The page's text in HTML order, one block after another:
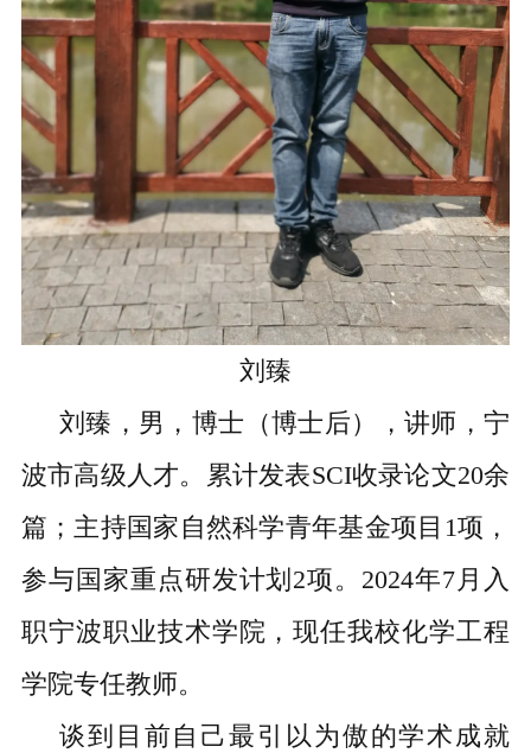
刘臻
刘臻，男，博士（博士后），讲师，宁
波市高级人才。累计发表SCI收录论文20余
篇；主持国家自然科学青年基金项目1项，
参与国家重点研发计划2项。2024年7月入
职宁波职业技术学院，现任我校化学工程
学院专任教师。
谈到目前自己最引以为傲的学术成就